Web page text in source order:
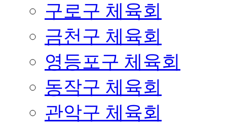
구로구 체육회
금천구 체육회
영등포구 체육회
동작구 체육회
관악구 체육회